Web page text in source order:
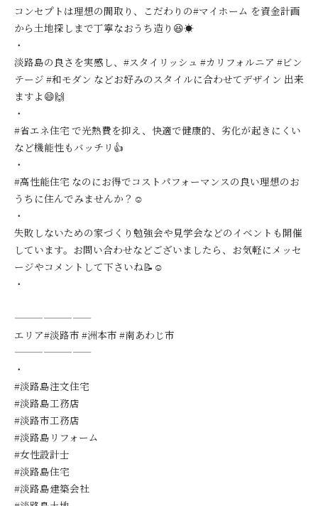
コンセプトは理想の間取り、こだわりの#マイホーム を資金計画
から土地探しまで丁寧なおうち造り😆☀️
・
淡路島の良さを実感し、#スタイリッシュ #カリフォルニア #ビン
テージ #和モダン などお好みのスタイルに合わせてデザイン 出来
ますよ😄🙌
・
#省エネ住宅 で光熱費を抑え、快適で健康的、劣化が起きにくい
など機能性もバッチリ👍
・
#高性能住宅 なのにお得でコストパフォーマンスの良い理想のお
うちに住んでみませんか？☺️
・
失敗しないための家づくり勉強会や見学会などのイベントも開催
しています。お問い合わせなどございましたら、お気軽にメッセ
ージやコメントして下さいね📝☺️
・
————————
エリア#淡路市 #洲本市 #南あわじ市
————————
・
#淡路島注文住宅
#淡路島工務店
#淡路市工務店
#淡路島リフォーム
#女性設計士
#淡路島住宅
#淡路島建築会社